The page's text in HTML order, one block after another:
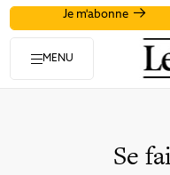
Je m'abonne
MENU
Se